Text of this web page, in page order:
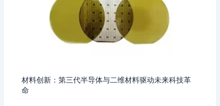
材料创新：第三代半导体与二维材料驱动未来科技革
命